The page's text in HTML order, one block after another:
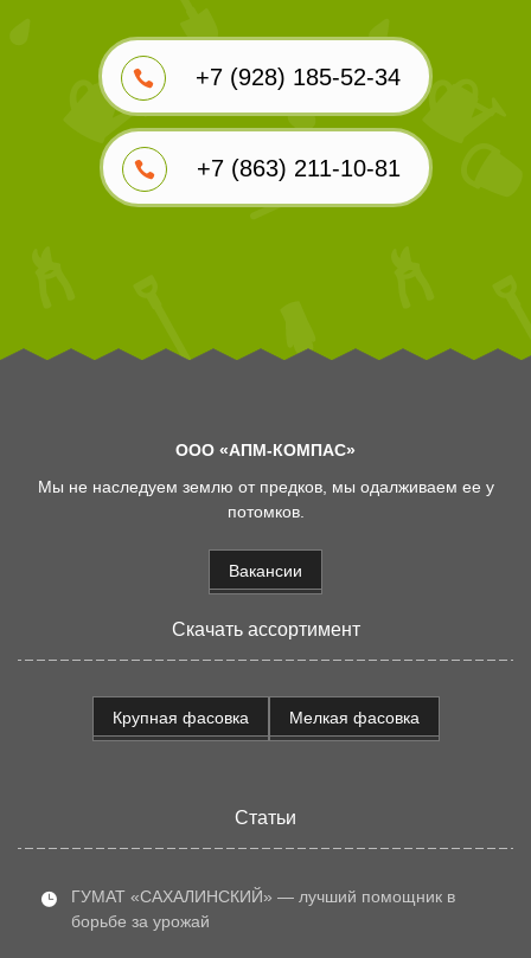
+7 (928) 185-52-34
+7 (863) 211-10-81
ООО «АПМ-КОМПАС»
Мы не наследуем землю от предков, мы одалживаем ее у
потомков.
Вакансии
Скачать ассортимент
Крупная фасовка Мелкая фасовка
Статьи
ГУМАТ «САХАЛИНСКИЙ» — лучший помощник в
борьбе за урожай